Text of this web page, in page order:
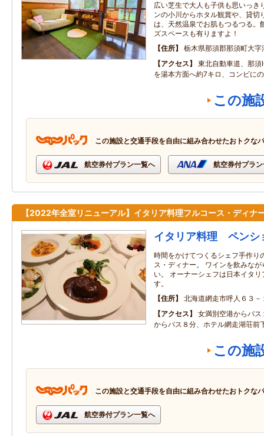
広い芝生で大人も子供も思いっき
ンの小川からホタル観賞や、貸切
は、天然温泉でお肌もつるつる。
ズスペースも有りますよ！
住所
栃木県那須郡那須町大
アクセス
東北自動車道、那
を湯本方面へ約7キロ、コンビに
この施
この施設と交通手段を自由に組み合わせたおトクな
航空券付プラン一覧へ 航空券付プラ
【2022年全室リニューアル】イタリア料理フルコース・ディナ
イタリア料理 ペンシ
時間をかけてつくるシェフ手作り
ス・ディナー。 ワインを飲みな
い。 オーナーシェフは日本イタ
す。
住所
北海道網走市呼人６３－
アクセス
女満別空港からバ
からバス８分、ホテル網走湖荘前
この施
この施設と交通手段を自由に組み合わせたおトクな
航空券付プラン一覧へ